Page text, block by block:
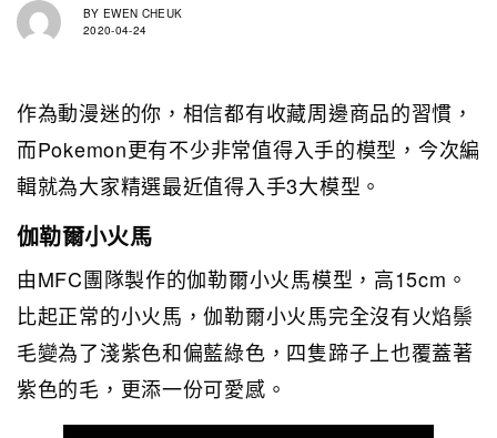
BY EWEN CHEUK
2020-04-24
作為動漫迷的你，相信都有收藏周邊商品的習慣，
而Pokemon更有不少非常值得入手的模型，今次編
輯就為大家精選最近值得入手3大模型。
伽勒爾小火馬
由MFC 團隊製作的伽勒爾小火馬模型，高15cm 。
比起正常的小火馬，伽勒爾小火馬完全沒有火焰鬃
毛變為了淺紫色和偏藍綠色，四隻蹄子上也覆蓋著
紫色的毛，更添一份可愛感。